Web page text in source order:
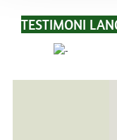
TESTIMONI